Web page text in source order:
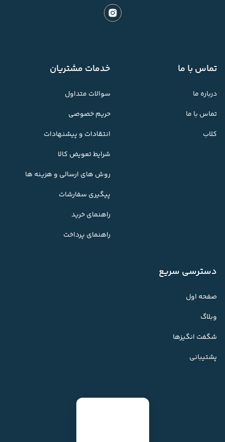
تماس با ما
درباره ما
تماس با ما
کلاب
خدمات مشتریان
سوالات متداول
حریم خصوصی
انتقادات و پیشنهادات
شرایط تعویض کالا
روش های ارسالی و هزینه ها
پیگیری سفارشات
راهنمای خرید
راهنمای پرداخت
دسترسی سریع
صفحه اول
وبلاگ
شگفت انگیزها
پشتیبانی